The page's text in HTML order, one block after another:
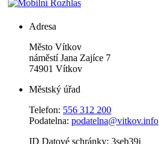
Adresa
Město Vítkov
náměstí Jana Zajíce 7
74901 Vítkov
Městský úřad
Telefon: 556 312 200
Podatelna: podatelna@vitkov.info
ID Datové schránky: 3seb39i